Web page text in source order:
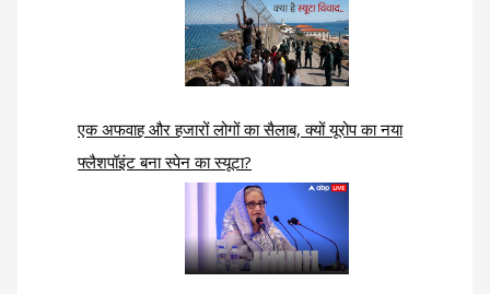
एक अफवाह और हजारों लोगों का सैलाब, क्यों यूरोप का नया
फ्लैशपॉइंट बना स्पेन का स्यूटा?